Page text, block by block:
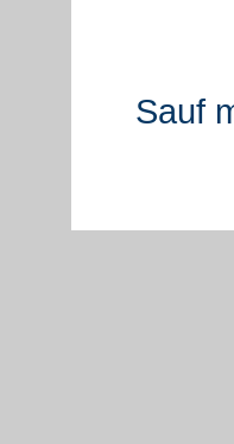
Sauf